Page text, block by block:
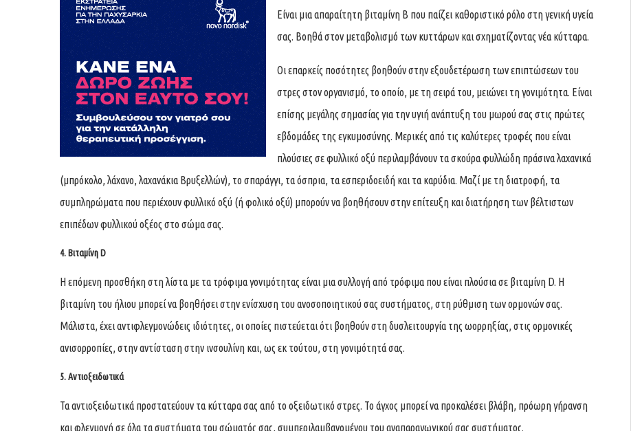
Είναι μια απαραίτητη βιταμίνη Β που παίζει καθοριστικό ρόλο στη γενική υγεία
σας. Βοηθά στον μεταβολισμό των κυττάρων και σχηματίζοντας νέα κύτταρα.
Οι επαρκείς ποσότητες βοηθούν στην εξουδετέρωση των επιπτώσεων του
στρες στον οργανισμό, το οποίο, με τη σειρά του, μειώνει τη γονιμότητα. Είναι
επίσης μεγάλης σημασίας για την υγιή ανάπτυξη του μωρού σας στις πρώτες
εβδομάδες της εγκυμοσύνης. Μερικές από τις καλύτερες τροφές που είναι
πλούσιες σε φυλλικό οξύ περιλαμβάνουν τα σκούρα φυλλώδη πράσινα λαχανικά
(μπρόκολο, λάχανο, λαχανάκια Βρυξελλών), το σπαράγγι, τα όσπρια, τα εσπεριδοειδή και τα καρύδια. Μαζί με τη διατροφή, τα
συμπληρώματα που περιέχουν φυλλικό οξύ (ή φολικό οξύ) μπορούν να βοηθήσουν στην επίτευξη και διατήρηση των βέλτιστων
επιπέδων φυλλικού οξέος στο σώμα σας.
4. Βιταμίνη D
Η επόμενη προσθήκη στη λίστα με τα τρόφιμα γονιμότητας είναι μια συλλογή από τρόφιμα που είναι πλούσια σε βιταμίνη D. Η
βιταμίνη του ήλιου μπορεί να βοηθήσει στην ενίσχυση του ανοσοποιητικού σας συστήματος, στη ρύθμιση των ορμονών σας.
Μάλιστα, έχει αντιφλεγμονώδεις ιδιότητες, οι οποίες πιστεύεται ότι βοηθούν στη δυσλειτουργία της ωορρηξίας, στις ορμονικές
ανισορροπίες, στην αντίσταση στην ινσουλίνη και, ως εκ τούτου, στη γονιμότητά σας.
5. Αντιοξειδωτικά
Τα αντιοξειδωτικά προστατεύουν τα κύτταρα σας από το οξειδωτικό στρες. Το άγχος μπορεί να προκαλέσει βλάβη, πρόωρη γήρανση
και φλεγμονή σε όλα τα συστήματα του σώματός σας, συμπεριλαμβανομένου του αναπαραγωγικού σας συστήματος.